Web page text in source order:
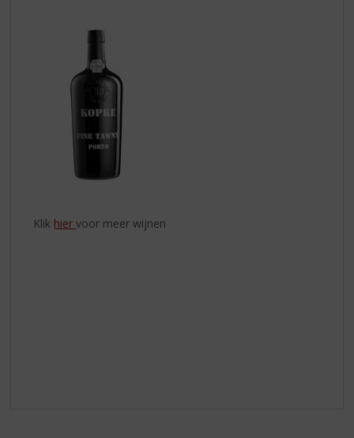
Klik hiervoor meer wijnen